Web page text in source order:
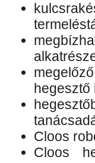
hegesztő
Cloos
Cloos